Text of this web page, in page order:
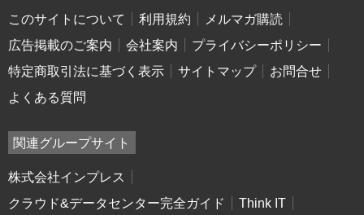
このサイトについて 利用規約
メルマガ購読
広告掲載のご案内
会社案内
プライバシーポリシー
特定商取引法に基づく表示
サイトマップ
お問合せ
よくある質問
関連グループサイト
株式会社インプレス
クラウド&データセンター完全ガイド
Think IT